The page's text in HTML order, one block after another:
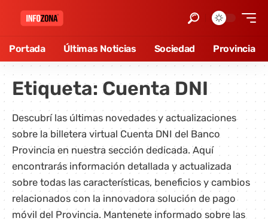
Portada Últimas Noticias Sociedad Provincia
Etiqueta: Cuenta DNI
Descubrí las últimas novedades y actualizaciones
sobre la billetera virtual Cuenta DNI del Banco
Provincia en nuestra sección dedicada. Aquí
encontrarás información detallada y actualizada
sobre todas las características, beneficios y cambios
relacionados con la innovadora solución de pago
móvil del Provincia. Mantenete informado sobre las